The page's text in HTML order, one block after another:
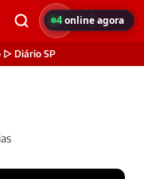
▷ Diário SP
4online agora